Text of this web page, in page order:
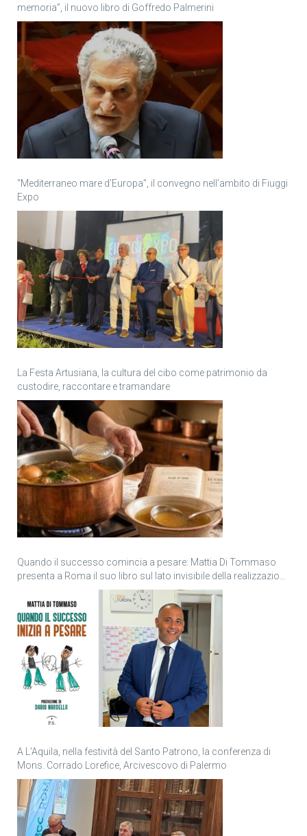
memoria”, il nuovo libro di Goffredo Palmerini
“Mediterraneo mare d’Europa”, il convegno nell’ambito di Fiuggi
Expo
La Festa Artusiana, la cultura del cibo come patrimonio da
custodire, raccontare e tramandare
Quando il successo comincia a pesare: Mattia Di Tommaso
presenta a Roma il suo libro sul lato invisibile della realizzazione
A L’Aquila, nella festività del Santo Patrono, la conferenza di
Mons. Corrado Lorefice, Arcivescovo di Palermo